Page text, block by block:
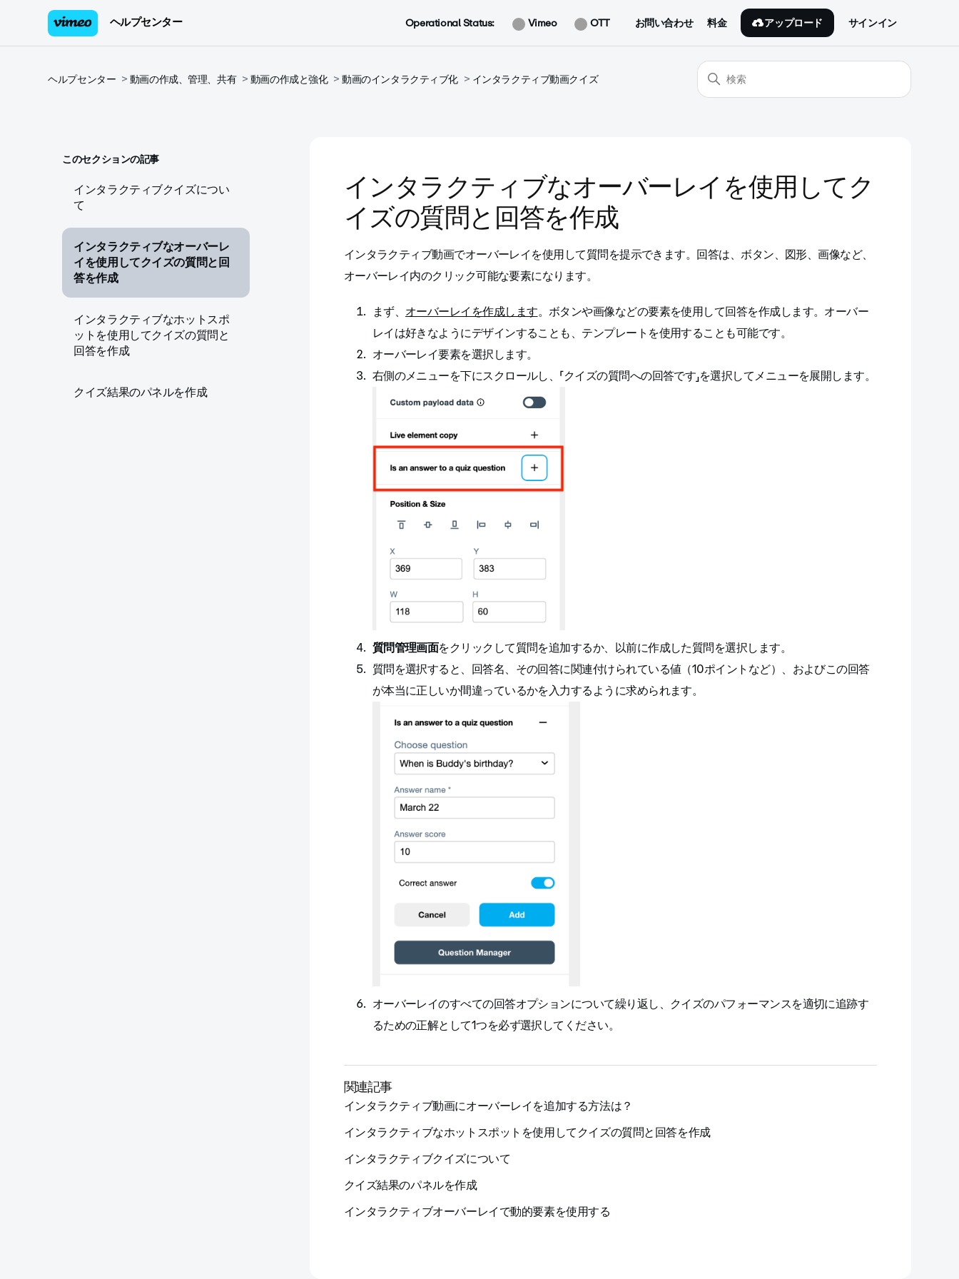
ヘルプセンター Operational Status: Vimeo OTT お問い合わせ 料金 アップロード サインイン
ヘルプセンター 動画の作成、管理、共有 動画の作成と強化 動画のインタラクティブ化 インタラクティブ動画クイズ
このセクションの記事
インタラクティブクイズについ
て
インタラクティブなオーバーレ
イを使用してクイズの質問と回
答を作成
インタラクティブなホットスポ
ットを使用してクイズの質問と
回答を作成
クイズ結果のパネルを作成
インタラクティブなオーバーレイを使用してク
イズの質問と回答を作成
インタラクティブ動画でオーバーレイを使用して質問を提示できます。回答は、ボタン、図形、画像など、
オーバーレイ内のクリック可能な要素になります。
まず、 オーバーレイを作成します。ボタンや画像などの要素を使用して回答を作成します。オーバー
レイは好きなようにデザインすることも、テンプレートを使用することも可能です。
オーバーレイ要素を選択します。
右側のメニューを下にスクロールし、「クイズの質問への回答です」を選択してメニューを展開します。
質問管理画面をクリックして質問を追加するか、以前に作成した質問を選択します。
質問を選択すると、回答名、その回答に関連付けられている値（10ポイントなど）、およびこの回答
が本当に正しいか間違っているかを入力するように求められます。
オーバーレイのすべての回答オプションについて繰り返し、クイズのパフォーマンスを適切に追跡す
るための正解として1つを必ず選択してください。
関連記事
インタラクティブ動画にオーバーレイを追加する方法は？
インタラクティブなホットスポットを使用してクイズの質問と回答を作成
インタラクティブクイズについて
クイズ結果のパネルを作成
インタラクティブオーバーレイで動的要素を使用する